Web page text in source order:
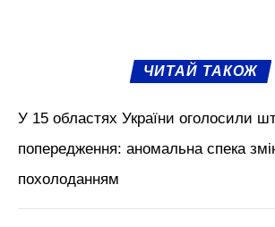
ЧИТАЙ ТАКОЖ
У 15 областях України оголосили
попередження: аномальна спека
похолоданням